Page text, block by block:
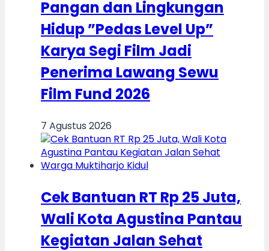
Pangan dan Lingkungan
Hidup ”Pedas Level Up”
Karya Segi Film Jadi
Penerima Lawang Sewu
Film Fund 2026
7 Agustus 2026
Cek Bantuan RT Rp 25 Juta,
Wali Kota Agustina Pantau
Kegiatan Jalan Sehat